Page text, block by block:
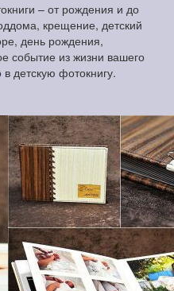
– от рождения и до
крещение, детский
день рождения,
событие из жизни вашего
детскую фотокнигу.